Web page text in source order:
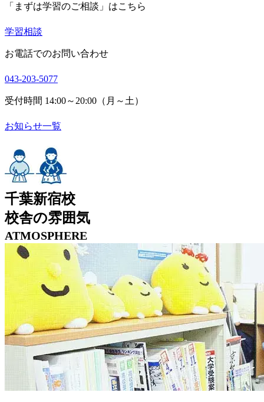
「まずは学習のご相談」はこちら
学習相談
お電話でのお問い合わせ
043-203-5077
受付時間 14:00～20:00（月～土）
お知らせ一覧
千葉新宿校
校舎の雰囲気
ATMOSPHERE